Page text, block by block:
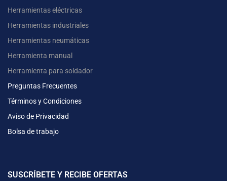
Herramientas eléctricas
Herramientas industriales
Herramientas neumáticas
Herramienta manual
Herramienta para soldador
Preguntas Frecuentes
Términos y Condiciones
Aviso de Privacidad
Bolsa de trabajo
SUSCRÍBETE Y RECIBE OFERTAS